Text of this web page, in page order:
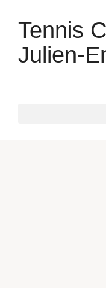
Tennis
Julien-